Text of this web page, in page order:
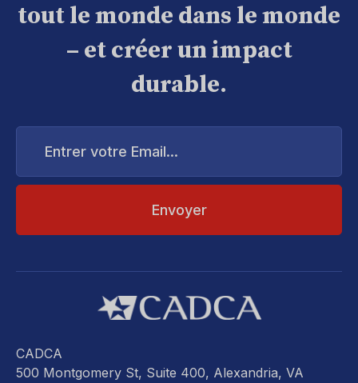
tout le monde dans le monde
– et créer un impact
durable.
Entrer
Email...
CADCA
500 Montgomery St, Suite 400, Alexandria, VA